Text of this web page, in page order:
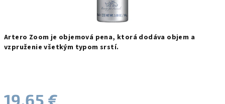
Artero Zoom je objemová pena, ktorá dodáva objem a
vzpruženie všetkým typom srstí.
19,65 €